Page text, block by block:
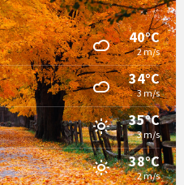
40°C
2 m/s
34°C
3 m/s
35°C
3 m/s
38°C
2 m/s